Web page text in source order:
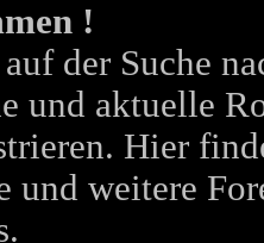
!
der Suche
und aktuelle
Hier
und weitere